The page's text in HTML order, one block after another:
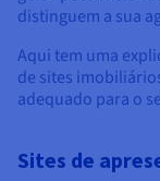
distinguem a sua
Aqui tem uma
de sites
adequado para o
Sites de